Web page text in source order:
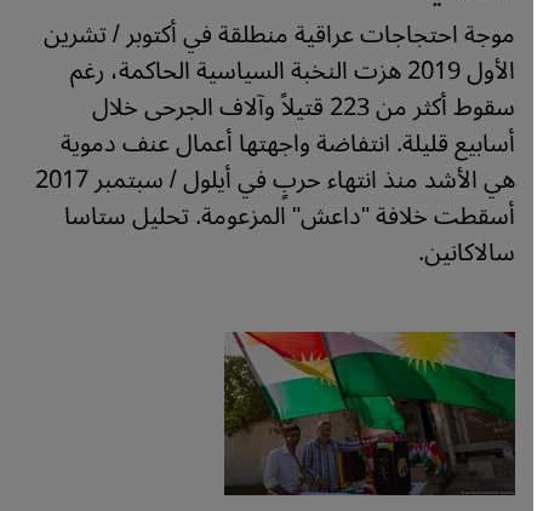
موجة احتجاجات عراقية منطلقة في أكتوبر / تشرين
الأول 2019 هزت النخبة السياسية الحاكمة، رغم
سقوط أكثر من 223 قتيلاً وآلاف الجرحى خلال
أسابيع قليلة. انتفاضة واجهتها أعمال عنف دموية
هي الأشد منذ انتهاء حربٍ في أيلول / سبتمبر 2017
أسقطت خلافة "داعش" المزعومة. تحليل ستاسا
سالاكانين.